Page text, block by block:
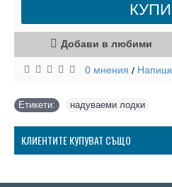
КУПИ
Добави в любими
0 мнения /
Етикети: надуваеми лодки
КЛИЕНТИТЕ КУПУВАТ СЪЩО